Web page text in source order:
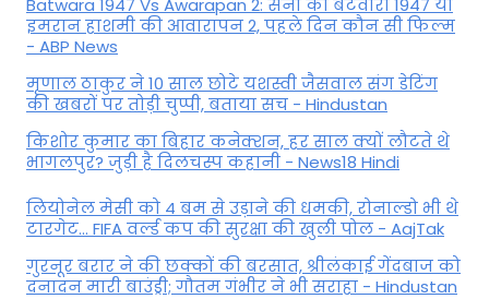
Batwara 1947 Vs Awarapan 2: सनी की बंटवारा 1947 या
इमरान हाशमी की आवारापन 2, पहले दिन कौन सी फिल्म
- ABP News
मृणाल ठाकुर ने 10 साल छोटे यशस्वी जैसवाल संग डेटिंग
की खबरों पर तोड़ी चुप्पी, बताया सच - Hindustan
किशोर कुमार का बिहार कनेक्शन, हर साल क्यों लौटते थे
भागलपुर? जुड़ी है दिलचस्प कहानी - News18 Hindi
ल‍ियोनेल मेसी को 4 बम से उड़ाने की धमकी, रोनाल्डो भी थे
टारगेट... FIFA वर्ल्ड कप की सुरक्षा की खुली पोल - AajTak
गुरनूर बरार ने की छक्कों की बरसात, श्रीलंकाई गेंदबाज को
दनादन मारी बाउंड्री; गौतम गंभीर ने भी सराहा - Hindustan